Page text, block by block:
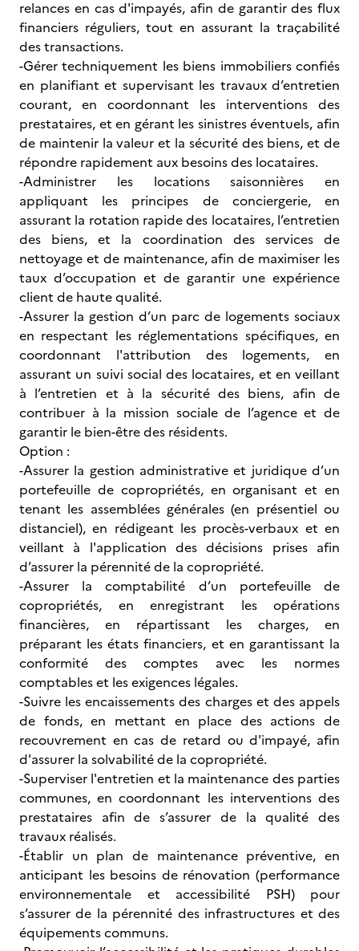
relances en cas d'impayés, afin de garantir des flux
financiers réguliers, tout en assurant la traçabilité
des transactions.
-Gérer techniquement les biens immobiliers confiés
en planifiant et supervisant les travaux d’entretien
courant, en coordonnant les interventions des
prestataires, et en gérant les sinistres éventuels, afin
de maintenir la valeur et la sécurité des biens, et de
répondre rapidement aux besoins des locataires.
-Administrer les locations saisonnières en
appliquant les principes de conciergerie, en
assurant la rotation rapide des locataires, l’entretien
des biens, et la coordination des services de
nettoyage et de maintenance, afin de maximiser les
taux d’occupation et de garantir une expérience
client de haute qualité.
-Assurer la gestion d’un parc de logements sociaux
en respectant les réglementations spécifiques, en
coordonnant l'attribution des logements, en
assurant un suivi social des locataires, et en veillant
à l’entretien et à la sécurité des biens, afin de
contribuer à la mission sociale de l’agence et de
garantir le bien-être des résidents.
Option :
-Assurer la gestion administrative et juridique d’un
portefeuille de copropriétés, en organisant et en
tenant les assemblées générales (en présentiel ou
distanciel), en rédigeant les procès-verbaux et en
veillant à l'application des décisions prises afin
d’assurer la pérennité de la copropriété.
-Assurer la comptabilité d’un portefeuille de
copropriétés, en enregistrant les opérations
financières, en répartissant les charges, en
préparant les états financiers, et en garantissant la
conformité des comptes avec les normes
comptables et les exigences légales.
-Suivre les encaissements des charges et des appels
de fonds, en mettant en place des actions de
recouvrement en cas de retard ou d'impayé, afin
d'assurer la solvabilité de la copropriété.
-Superviser l'entretien et la maintenance des parties
communes, en coordonnant les interventions des
prestataires afin de s’assurer de la qualité des
travaux réalisés.
-Établir un plan de maintenance préventive, en
anticipant les besoins de rénovation (performance
environnementale et accessibilité PSH) pour
s’assurer de la pérennité des infrastructures et des
équipements communs.